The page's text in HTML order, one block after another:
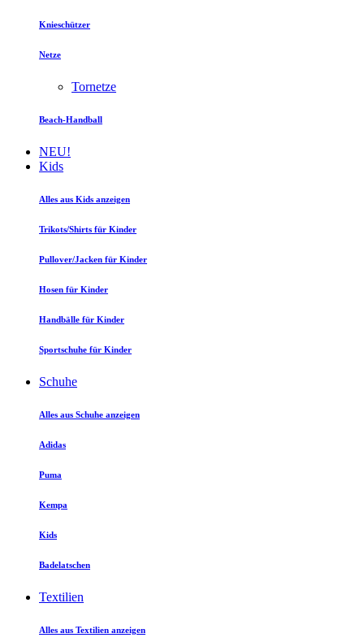
Knieschützer
Netze
Tornetze
Beach-Handball
NEU!
Kids
Alles aus Kids anzeigen
Trikots/Shirts für Kinder
Pullover/Jacken für Kinder
Hosen für Kinder
Handbälle für Kinder
Sportschuhe für Kinder
Schuhe
Alles aus Schuhe anzeigen
Adidas
Puma
Kempa
Kids
Badelatschen
Textilien
Alles aus Textilien anzeigen